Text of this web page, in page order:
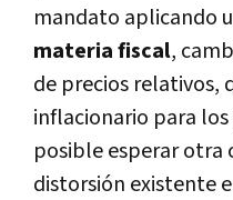
mandato aplicando
materia fiscal,
de precios relativos,
inflacionario para
posible esperar otra
distorsión existente